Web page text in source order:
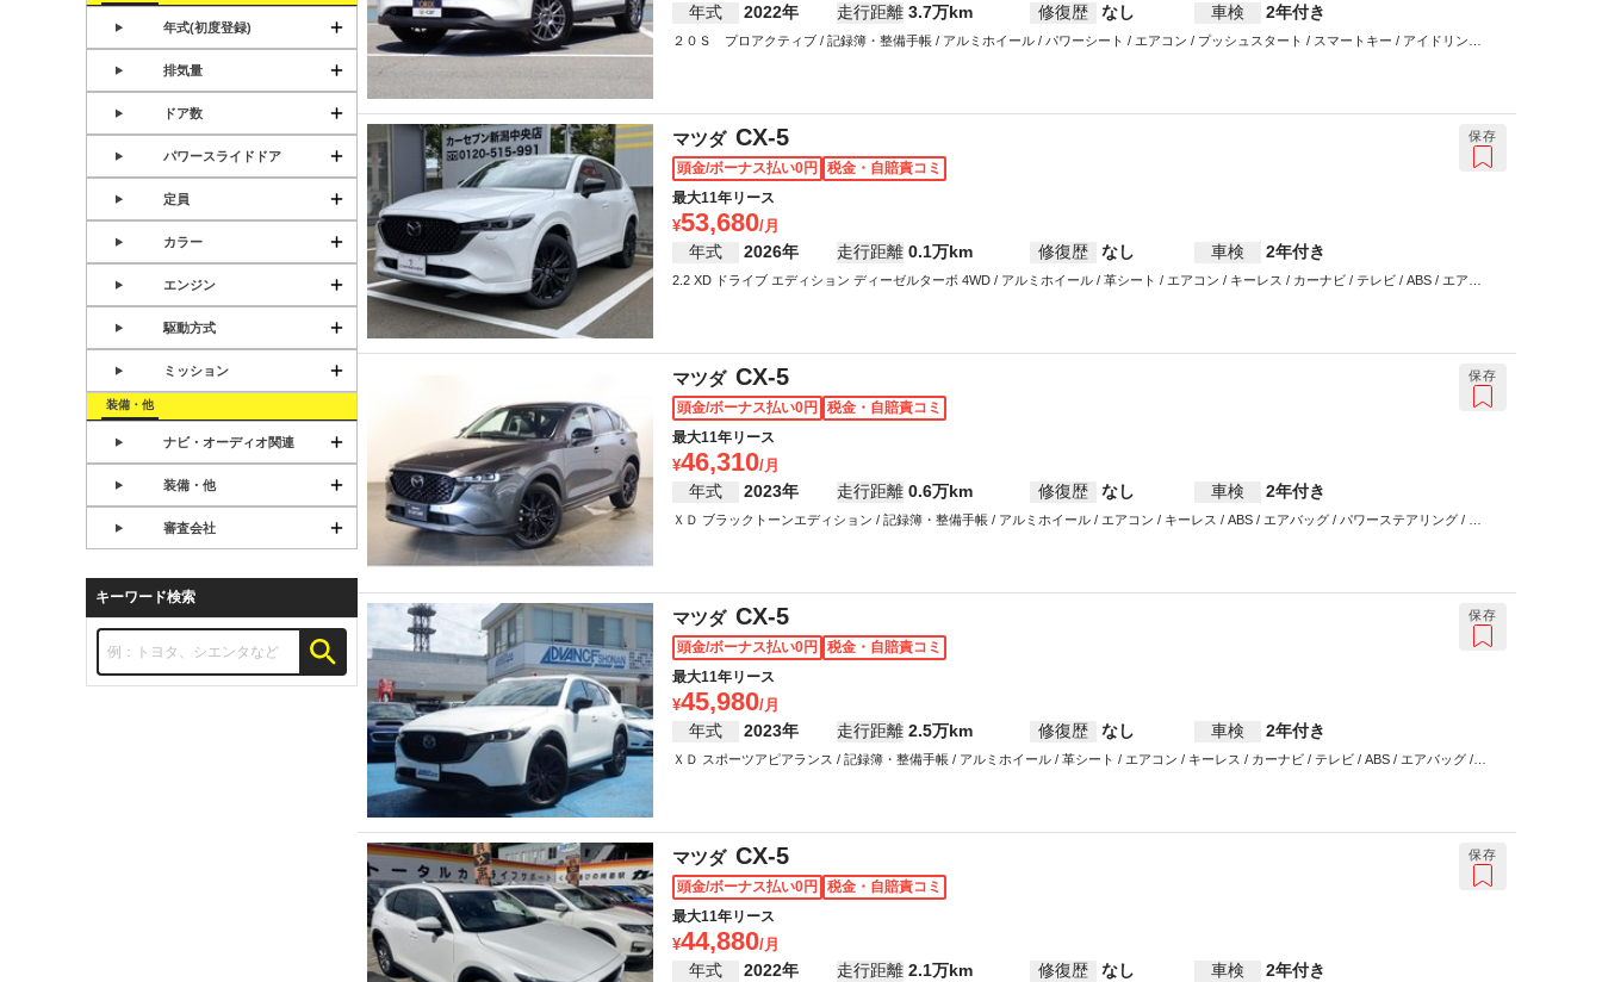
年式(初度登録)
排気量
ドア数
パワースライドドア
定員
カラー
エンジン
駆動方式
ミッション
装備・他
ナビ・オーディオ関連
装備・他
審査会社
キーワード検索
年式 2022年 走行距離 3.7万km 修復歴 なし 車検 2年付き
２０Ｓ プロアクティブ / 記録簿・整備手帳 / アルミホイール / パワーシート / エアコン / プッシュスタート / スマートキー / アイドリング
マツダ CX-5
頭金/ボーナス払い0円
税金・自賠責コミ
最大11年リース
53,680
年式 2026年 走行距離 0.1万km 修復歴 なし 車検 2年付き
2.2 XD ドライブ エディション ディーゼルターボ 4WD / アルミホイール / 革シート / エアコン / キーレス / カーナビ / テレビ / ABS / エアバ
保存
マツダ CX-5
頭金/ボーナス払い0円
税金・自賠責コミ
最大11年リース
46,310
年式 2023年 走行距離 0.6万km 修復歴 なし 車検 2年付き
ＸＤ ブラックトーンエディション / 記録簿・整備手帳 / アルミホイール / エアコン / キーレス / ABS / エアバッグ / パワーステアリング / パ
保存
マツダ CX-5
頭金/ボーナス払い0円
税金・自賠責コミ
最大11年リース
45,980
年式 2023年 走行距離 2.5万km 修復歴 なし 車検 2年付き
ＸＤ スポーツアピアランス / 記録簿・整備手帳 / アルミホイール / 革シート / エアコン / キーレス / カーナビ / テレビ / ABS / エアバッグ /
保存
マツダ CX-5
頭金/ボーナス払い0円
税金・自賠責コミ
最大11年リース
44,880
年式 2022年 走行距離 2.1万km 修復歴 なし 車検 2年付き
保存